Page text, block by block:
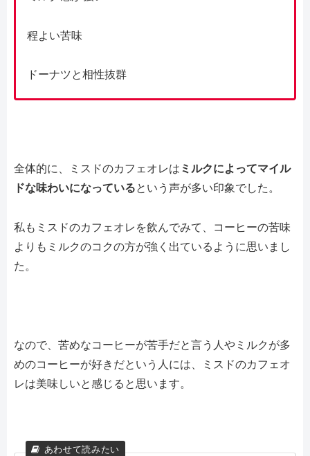
程よい苦味
ドーナツと相性抜群
全体的に、ミスドのカフェオレは ミルクによってマイル
ドな味わいになっているという声が多い印象でした。
私もミスドのカフェオレを飲んでみて、コーヒーの苦味
よりもミルクのコクの方が強く出ているように思いまし
た。
なので、苦めなコーヒーが苦手だと言う人やミルクが多
めのコーヒーが好きだという人には、ミスドのカフェオ
レは美味しいと感じると思います。